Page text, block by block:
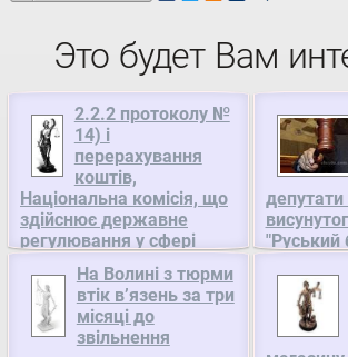
Это будет Вам
2.2.2 протоколу №
14) і
перерахування
коштів,
Національна комісія, що
здійснює державне
регулювання у сфері
енергетики
Про погодження
рішення Ради ОРЕ від
25.09.2012 (підпункти
На Волині з тюрми
втік в’язень за три
місяці до
звільнення
депутати
"Руський
комісія
Про